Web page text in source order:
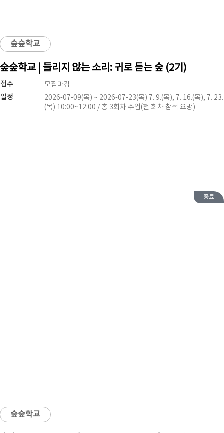
숲숲학교
숲숲학교 | 들리지 않는 소리: 귀로 듣는 숲 (2기)
접수 모집마감
일정
2026-07-09(목) ~ 2026-07-23(목) 7. 9.(목), 7. 16.(목), 7. 23.
(목) 10:00~12:00 / 총 3회차 수업(전 회차 참석 요망)
종료
숲숲학교